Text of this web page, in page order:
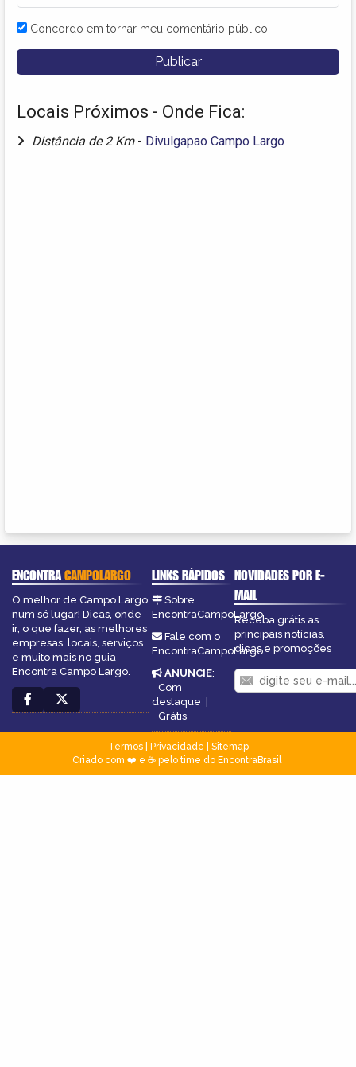
Concordo em tornar meu comentário público
Locais Próximos - Onde Fica:
Distância de 2 Km - Divulgapao Campo Largo
ENCONTRACAMPOLARGO
O melhor de Campo Largo
num só lugar! Dicas, onde
ir, o que fazer, as melhores
empresas, locais, serviços
e muito mais no guia
Encontra Campo Largo.
LINKS RÁPIDOS
Sobre
EncontraCampoLargo
Fale com o
EncontraCampoLargo
ANUNCIE:
Com
destaque
Grátis
NOVIDADES POR E-
MAIL
Receba grátis as
principais notícias,
dicas e promoções
Termos| Privacidade
Sitemap
Criado com ❤️ e ☕ pelo time do EncontraBrasil